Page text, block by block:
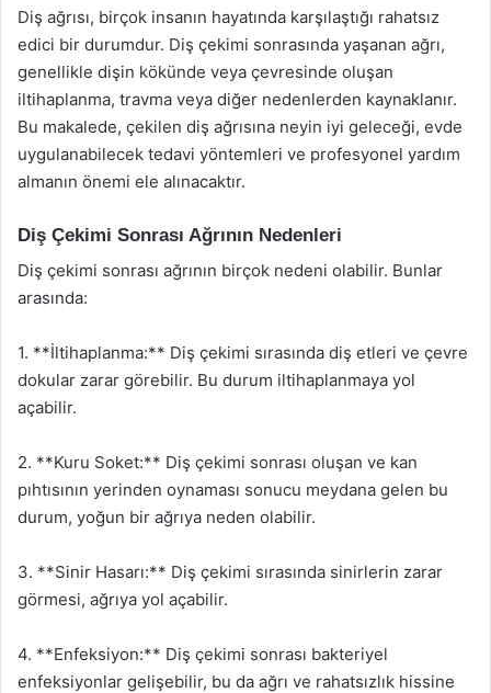
Diş ağrısı, birçok insanın hayatında karşılaştığı rahatsız
edici bir durumdur. Diş çekimi sonrasında yaşanan ağrı,
genellikle dişin kökünde veya çevresinde oluşan
iltihaplanma, travma veya diğer nedenlerden kaynaklanır.
Bu makalede, çekilen diş ağrısına neyin iyi geleceği, evde
uygulanabilecek tedavi yöntemleri ve profesyonel yardım
almanın önemi ele alınacaktır.
Diş Çekimi Sonrası Ağrının Nedenleri
Diş çekimi sonrası ağrının birçok nedeni olabilir. Bunlar
arasında:
1. **İltihaplanma:** Diş çekimi sırasında diş etleri ve çevre
dokular zarar görebilir. Bu durum iltihaplanmaya yol
açabilir.
2. **Kuru Soket:** Diş çekimi sonrası oluşan ve kan
pıhtısının yerinden oynaması sonucu meydana gelen bu
durum, yoğun bir ağrıya neden olabilir.
3. **Sinir Hasarı:** Diş çekimi sırasında sinirlerin zarar
görmesi, ağrıya yol açabilir.
4. **Enfeksiyon:** Diş çekimi sonrası bakteriyel
enfeksiyonlar gelişebilir, bu da ağrı ve rahatsızlık hissine